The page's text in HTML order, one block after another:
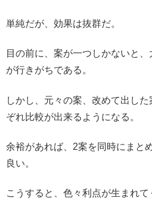
単純だが、効果は抜群だ。
目の前に、案が一つしかないと
が行きがちである。
しかし、元々の案、改めて出し
ぞれ比較が出来るようになる。
余裕があれば、2案を同時にまと
良い。
こうすると、色々利点が生まれて